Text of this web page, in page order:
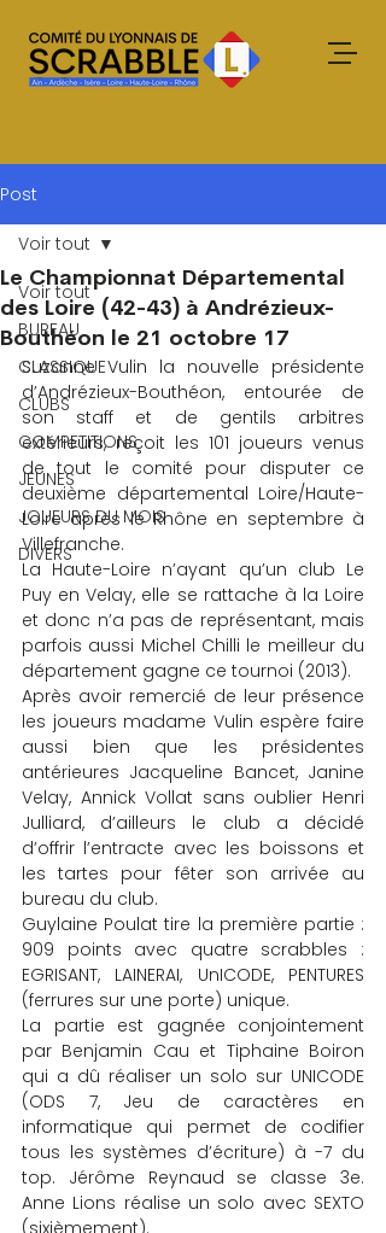
Post
Voir tout
BUREAU
CLASSIQUE
CLUBS
COMPETITIONS
JEUNES
JOUEURS DU MOIS
DIVERS
Voir tout
Le Championnat Départemental
des Loire (42-43) à Andrézieux-
Bouthéon le 21 octobre 17
Suzanne Vulin la nouvelle présidente
d’Andrézieux-Bouthéon, entourée de
son staff et de gentils arbitres
extérieurs, reçoit les 101 joueurs venus
de tout le comité pour disputer ce
deuxième départemental Loire/Haute-
Loire après le Rhône en septembre à
Villefranche.
La Haute-Loire n’ayant qu’un club Le
Puy en Velay, elle se rattache à la Loire
et donc n’a pas de représentant, mais
parfois aussi Michel Chilli le meilleur du
département gagne ce tournoi (2013).
Après avoir remercié de leur présence
les joueurs madame Vulin espère faire
aussi bien que les présidentes
antérieures Jacqueline Bancet, Janine
Velay, Annick Vollat sans oublier Henri
Julliard, d’ailleurs le club a décidé
d’offrir l’entracte avec les boissons et
les tartes pour fêter son arrivée au
bureau du club.
Guylaine Poulat tire la première partie :
909 points avec quatre scrabbles :
EGRISANT, LAINERAI, UnICODE, PENTURES
(ferrures sur une porte) unique.
La partie est gagnée conjointement
par Benjamin Cau et Tiphaine Boiron
qui a dû réaliser un solo sur UNICODE
(ODS 7, Jeu de caractères en
informatique qui permet de codifier
tous les systèmes d’écriture) à -7 du
top. Jérôme Reynaud se classe 3e.
Anne Lions réalise un solo avec SEXTO
(sixièmement).